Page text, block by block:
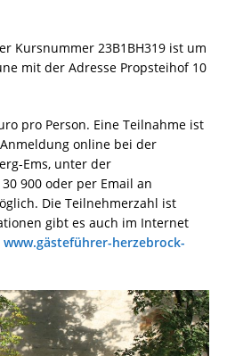
Kursnummer 23B1BH319 ist um
mit der Adresse Propsteihof 10
pro Person. Eine Teilnahme ist
online bei der
Ems, unter der
900 oder per Email an
Die Teilnehmerzahl ist
gibt es auch im Internet
www.gästeführer-herzebrock-